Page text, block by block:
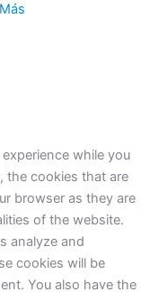
while you
the cookies that are
browser as they are
of the website.
analyze and
cookies will be
You also have the